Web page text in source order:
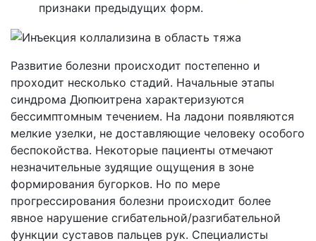
признаки предыдущих форм.
Развитие болезни происходит постепенно и
проходит несколько стадий. Начальные этапы
синдрома Дюпюитрена характеризуются
бессимптомным течением. На ладони появляются
мелкие узелки, не доставляющие человеку особого
беспокойства. Некоторые пациенты отмечают
незначительные зудящие ощущения в зоне
формирования бугорков. Но по мере
прогрессирования болезни происходит более
явное нарушение сгибательной/разгибательной
функции суставов пальцев рук. Специалисты